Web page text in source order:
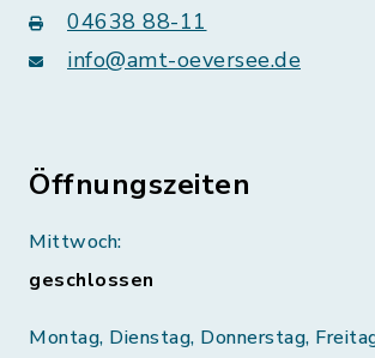
04638 88-11
info@amt-oeversee.de
Öffnungszeiten
Mittwoch:
geschlossen
Montag, Dienstag, Donnerstag,